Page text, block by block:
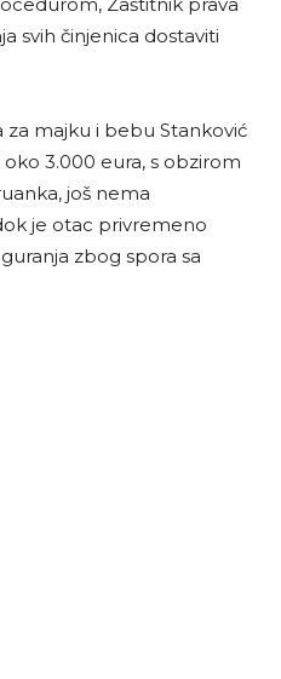
svih činjenica dostaviti
za majku i bebu Stanković
3.000 eura, s obzirom
još nema
je otac privremeno
zbog spora sa